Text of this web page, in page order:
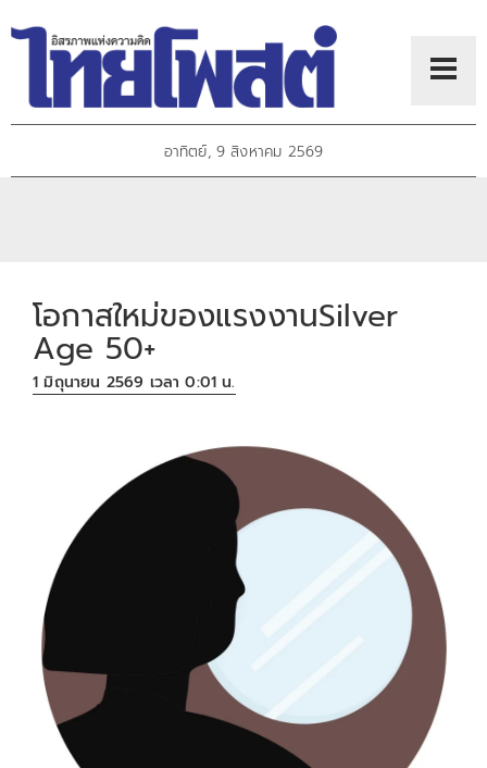
อาทิตย์, 9 สิงหาคม 2569
โอกาสใหม่ของแรงงานSilver
Age 50+
1 มิถุนายน 2569 เวลา 0:01 น.